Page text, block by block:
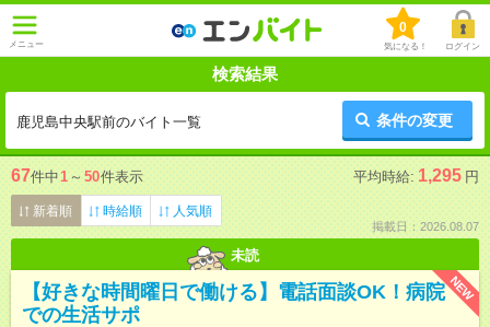
メニュー
0
気になる！ ログイン
検索結果
鹿児島中央駅前のバイト一覧 条件の変更
67件中1 ～ 50件表示 平均時給: 1,295 円
新着順 時給順 人気順
掲載日：2026.08.07
未読
NEW
【好きな時間曜日で働ける】電話面談OK！病院
での生活サポ